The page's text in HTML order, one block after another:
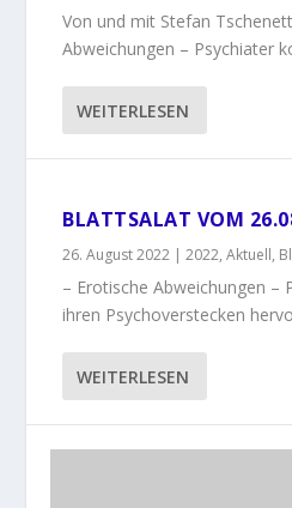
Von und mit Stefan
Abweichungen – Psychiater
WEITERLESEN
BLATTSALAT VOM
26. August 2022 |2022,Aktuell,
– Erotische Abweichungen –
ihren Psychoverstecken
WEITERLESEN